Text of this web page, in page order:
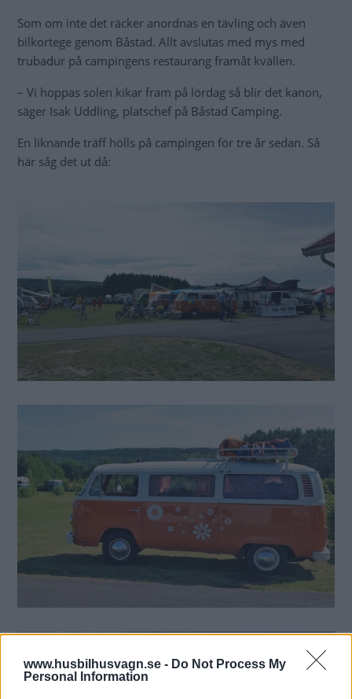
www.husbilhusvagn.se - Do Not Process My
Personal Information
Som om inte det räcker anordnas en tävling och även
bilkortege genom Båstad. Allt avslutas med mys med
trubadur på campingens restaurang framåt kvällen.
– Vi hoppas solen kikar fram på lördag så blir det kanon,
säger Isak Uddling, platschef på Båstad Camping.
En liknande träff hölls på campingen för tre år sedan. Så
här såg det ut då: